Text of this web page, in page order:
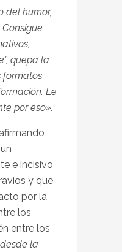
del humor,
quepa la
formatos
Le
por eso».
afirmando
e incisivo
y que
por la
los
entre los
la